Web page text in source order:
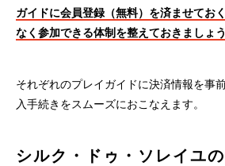
ガイドに会員登録（無料）を済ませてお
なく参加できる体制を整えておきましょう
それぞれのプレイガイドに決済情報を事
入手続きをスムーズにおこなえます。
シルク・ドゥ・ソレイユ